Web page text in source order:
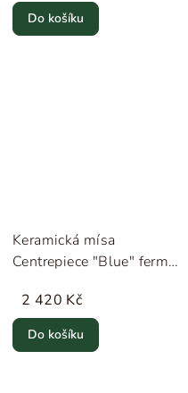
Do košíku
Keramická mísa
Centrepiece "Blue" ferm
2 420 Kč
Do košíku